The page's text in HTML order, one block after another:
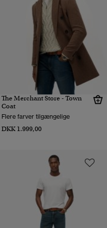
The Merchant Store - Town
Coat
Flere farver tilgængelige
DKK 1.999,00